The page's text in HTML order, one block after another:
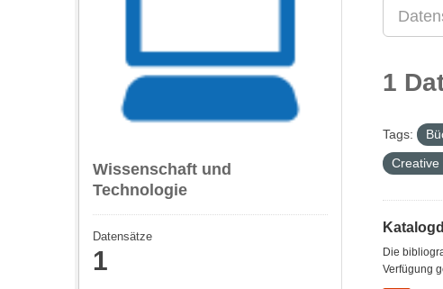
Wissenschaft und
Technologie
Datensätze
1
1
Tags:
Creative
Die
Verfügung